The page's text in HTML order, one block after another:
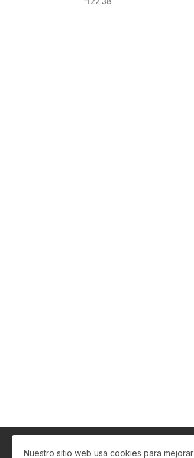
Nuestro sitio web usa cookies para mejorar